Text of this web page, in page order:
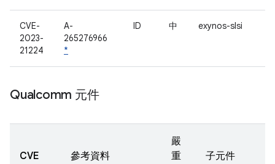
CVE-
2023-
21224
A-
265276966
*
ID 中 exynos-slsi
Qualcomm 元件
CVE 參考資料
嚴
重
子元件